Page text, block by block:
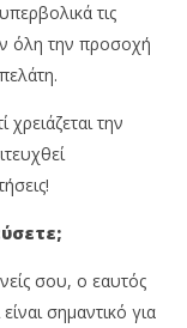
τις
όλη την προσοχή
την
σου, ο εαυτός
σημαντικό για